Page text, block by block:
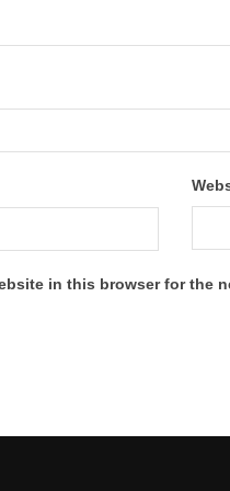
in this browser for the